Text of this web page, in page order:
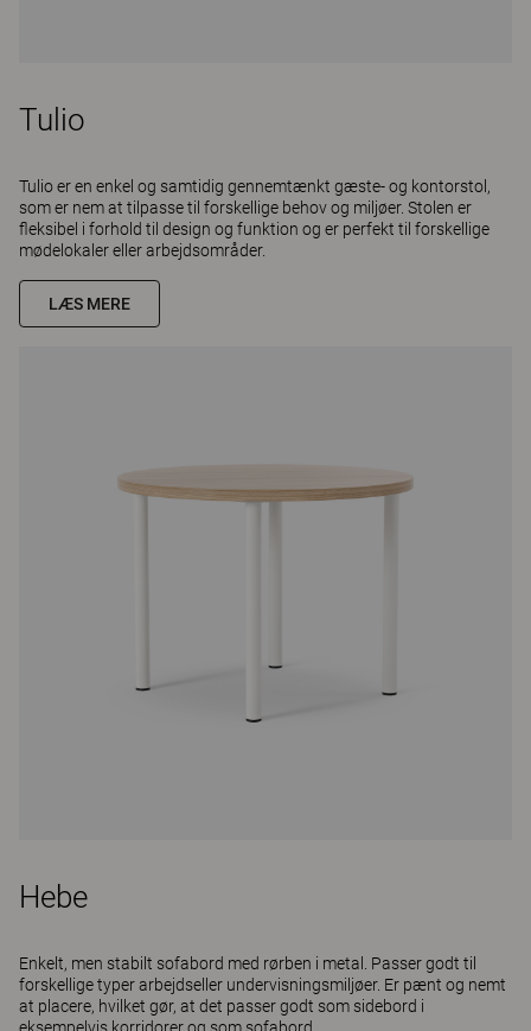
Tulio
Tulio er en enkel og samtidig gennemtænkt gæste- og kontorstol,
som er nem at tilpasse til forskellige behov og miljøer. Stolen er
fleksibel i forhold til design og funktion og er perfekt til forskellige
mødelokaler eller arbejdsområder.
LÆS MERE
Hebe
Enkelt, men stabilt sofabord med rørben i metal. Passer godt til
forskellige typer arbejdseller undervisningsmiljøer. Er pænt og nemt
at placere, hvilket gør, at det passer godt som sidebord i
eksempelvis korridorer og som sofabord.